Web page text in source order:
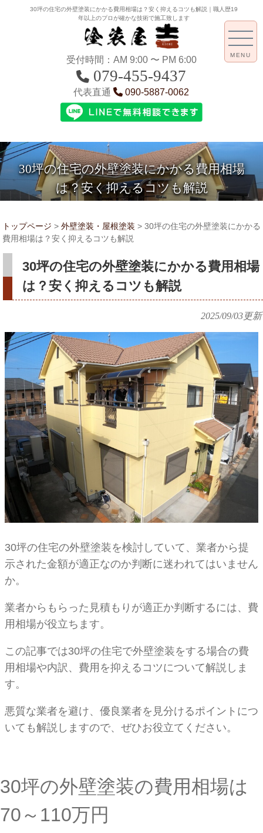
30坪の住宅の外壁塗装にかかる費用相場は？安く抑えるコツも解説｜職人歴19
年以上のプロが確かな技術で施工致します
受付時間：AM 9:00 〜 PM 6:00
079-455-9437
代表直通 090-5887-0062
30坪の住宅の外壁塗装にかかる費用相場
は？安く抑えるコツも解説
MENU
トップページ > 外壁塗装・屋根塗装 > 30坪の住宅の外壁塗装にかかる
費用相場は？安く抑えるコツも解説
30坪の住宅の外壁塗装にかかる費用相場
は？安く抑えるコツも解説
2025/09/03更新
30坪の住宅の外壁塗装を検討していて、業者から提
示された金額が適正なのか判断に迷われてはいません
か。
業者からもらった見積もりが適正か判断するには、費
用相場が役立ちます。
この記事では30坪の住宅で外壁塗装をする場合の費
用相場や内訳、費用を抑えるコツについて解説しま
す。
悪質な業者を避け、優良業者を見分けるポイントにつ
いても解説しますので、ぜひお役立てください。
30坪の外壁塗装の費用相場は
70～110万円